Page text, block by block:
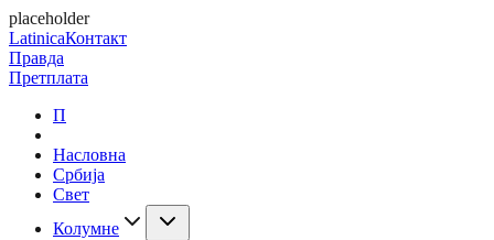
placeholder
LatinicaКонтакт
Правда
Претплата
П
Насловна
Србија
Свет
Колумне